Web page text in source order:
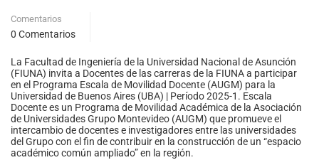
Comentarios
0 Comentarios
La Facultad de Ingeniería de la Universidad Nacional de Asunción
(FIUNA) invita a Docentes de las carreras de la FIUNA a participar
en el Programa Escala de Movilidad Docente (AUGM) para la
Universidad de Buenos Aires (UBA) | Período 2025-1. Escala
Docente es un Programa de Movilidad Académica de la Asociación
de Universidades Grupo Montevideo (AUGM) que promueve el
intercambio de docentes e investigadores entre las universidades
del Grupo con el fin de contribuir en la construcción de un “espacio
académico común ampliado” en la región.